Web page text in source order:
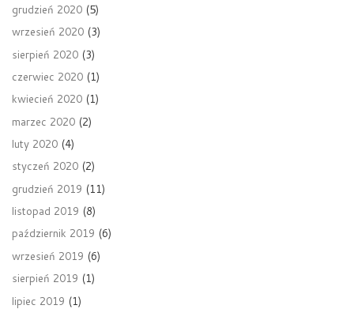
grudzień 2020 (5)
wrzesień 2020 (3)
sierpień 2020 (3)
czerwiec 2020 (1)
kwiecień 2020 (1)
marzec 2020 (2)
luty 2020 (4)
styczeń 2020 (2)
grudzień 2019 (11)
listopad 2019 (8)
październik 2019 (6)
wrzesień 2019 (6)
sierpień 2019 (1)
lipiec 2019 (1)